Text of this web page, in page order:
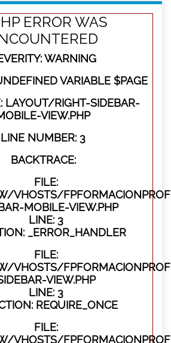
ERROR WAS
WARNING
VARIABLE $PAGE
LAYOUT/RIGHT-SIDEBAR-
VIEW.PHP
LINE NUMBER: 3
BACKTRACE:
FILE:
VHOSTS/
MOBILE-VIEW.PHP
LINE: 3
_ERROR_HANDLER
FILE:
VHOSTS/
VIEW.PHP
LINE: 3
REQUIRE_ONCE
FILE: